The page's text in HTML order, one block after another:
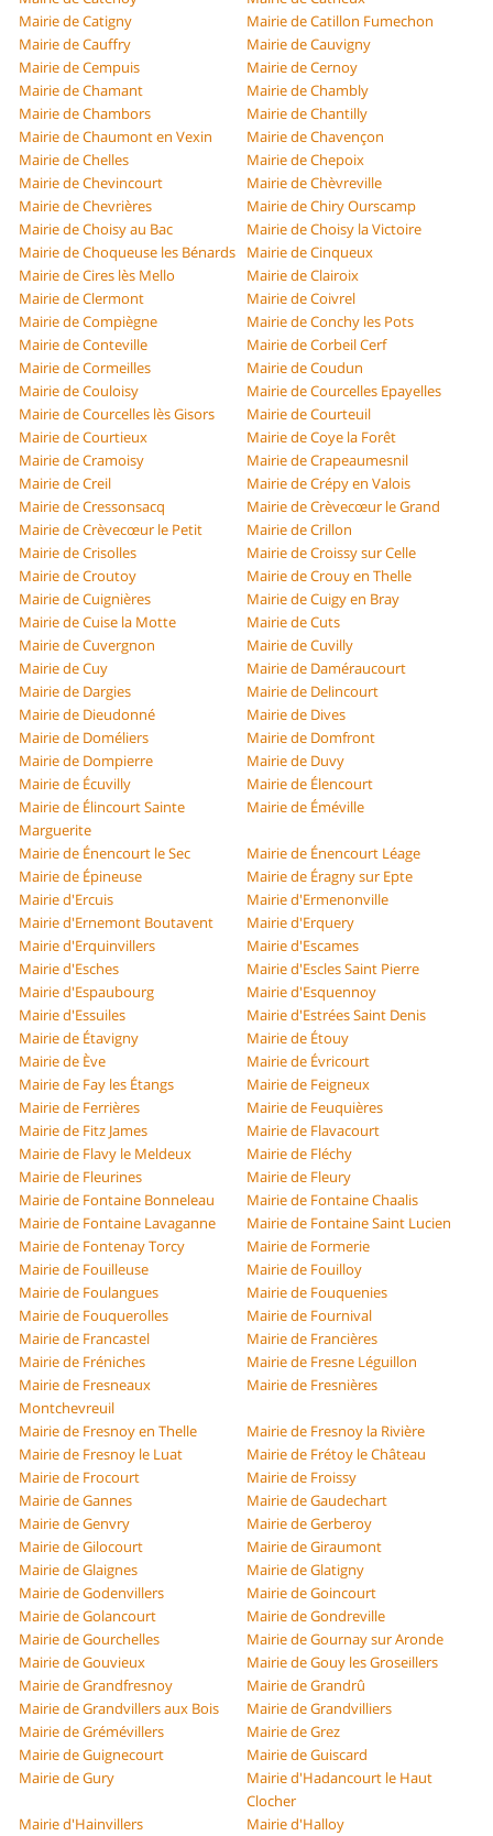
Mairie de Catigny
Mairie de Catillon Fumechon
Mairie de Cauffry
Mairie de Cauvigny
Mairie de Cempuis
Mairie de Cernoy
Mairie de Chamant
Mairie de Chambly
Mairie de Chambors
Mairie de Chantilly
Mairie de Chaumont en Vexin
Mairie de Chavençon
Mairie de Chelles
Mairie de Chepoix
Mairie de Chevincourt
Mairie de Chèvreville
Mairie de Chevrières
Mairie de Chiry Ourscamp
Mairie de Choisy au Bac
Mairie de Choisy la Victoire
Mairie de Choqueuse les Bénards
Mairie de Cinqueux
Mairie de Cires lès Mello
Mairie de Clairoix
Mairie de Clermont
Mairie de Coivrel
Mairie de Compiègne
Mairie de Conchy les Pots
Mairie de Conteville
Mairie de Corbeil Cerf
Mairie de Cormeilles
Mairie de Coudun
Mairie de Couloisy
Mairie de Courcelles Epayelles
Mairie de Courcelles lès Gisors
Mairie de Courteuil
Mairie de Courtieux
Mairie de Coye la Forêt
Mairie de Cramoisy
Mairie de Crapeaumesnil
Mairie de Creil
Mairie de Crépy en Valois
Mairie de Cressonsacq
Mairie de Crèvecœur le Grand
Mairie de Crèvecœur le Petit
Mairie de Crillon
Mairie de Crisolles
Mairie de Croissy sur Celle
Mairie de Croutoy
Mairie de Crouy en Thelle
Mairie de Cuignières
Mairie de Cuigy en Bray
Mairie de Cuise la Motte
Mairie de Cuts
Mairie de Cuvergnon
Mairie de Cuvilly
Mairie de Cuy
Mairie de Daméraucourt
Mairie de Dargies
Mairie de Delincourt
Mairie de Dieudonné
Mairie de Dives
Mairie de Doméliers
Mairie de Domfront
Mairie de Dompierre
Mairie de Duvy
Mairie de Écuvilly
Mairie de Élencourt
Mairie de Élincourt Sainte
Marguerite
Mairie de Éméville
Mairie de Énencourt le Sec
Mairie de Énencourt Léage
Mairie de Épineuse
Mairie de Éragny sur Epte
Mairie d'Ercuis
Mairie d'Ermenonville
Mairie d'Ernemont Boutavent
Mairie d'Erquery
Mairie d'Erquinvillers
Mairie d'Escames
Mairie d'Esches
Mairie d'Escles Saint Pierre
Mairie d'Espaubourg
Mairie d'Esquennoy
Mairie d'Essuiles
Mairie d'Estrées Saint Denis
Mairie de Étavigny
Mairie de Étouy
Mairie de Ève
Mairie de Évricourt
Mairie de Fay les Étangs
Mairie de Feigneux
Mairie de Ferrières
Mairie de Feuquières
Mairie de Fitz James
Mairie de Flavacourt
Mairie de Flavy le Meldeux
Mairie de Fléchy
Mairie de Fleurines
Mairie de Fleury
Mairie de Fontaine Bonneleau
Mairie de Fontaine Chaalis
Mairie de Fontaine Lavaganne
Mairie de Fontaine Saint Lucien
Mairie de Fontenay Torcy
Mairie de Formerie
Mairie de Fouilleuse
Mairie de Fouilloy
Mairie de Foulangues
Mairie de Fouquenies
Mairie de Fouquerolles
Mairie de Fournival
Mairie de Francastel
Mairie de Francières
Mairie de Fréniches
Mairie de Fresne Léguillon
Mairie de Fresneaux
Montchevreuil
Mairie de Fresnières
Mairie de Fresnoy en Thelle
Mairie de Fresnoy la Rivière
Mairie de Fresnoy le Luat
Mairie de Frétoy le Château
Mairie de Frocourt
Mairie de Froissy
Mairie de Gannes
Mairie de Gaudechart
Mairie de Genvry
Mairie de Gerberoy
Mairie de Gilocourt
Mairie de Giraumont
Mairie de Glaignes
Mairie de Glatigny
Mairie de Godenvillers
Mairie de Goincourt
Mairie de Golancourt
Mairie de Gondreville
Mairie de Gourchelles
Mairie de Gournay sur Aronde
Mairie de Gouvieux
Mairie de Gouy les Groseillers
Mairie de Grandfresnoy
Mairie de Grandrû
Mairie de Grandvillers aux Bois
Mairie de Grandvilliers
Mairie de Grémévillers
Mairie de Grez
Mairie de Guignecourt
Mairie de Guiscard
Mairie de Gury
Mairie d'Hadancourt le Haut
Clocher
Mairie d'Hainvillers
Mairie d'Halloy